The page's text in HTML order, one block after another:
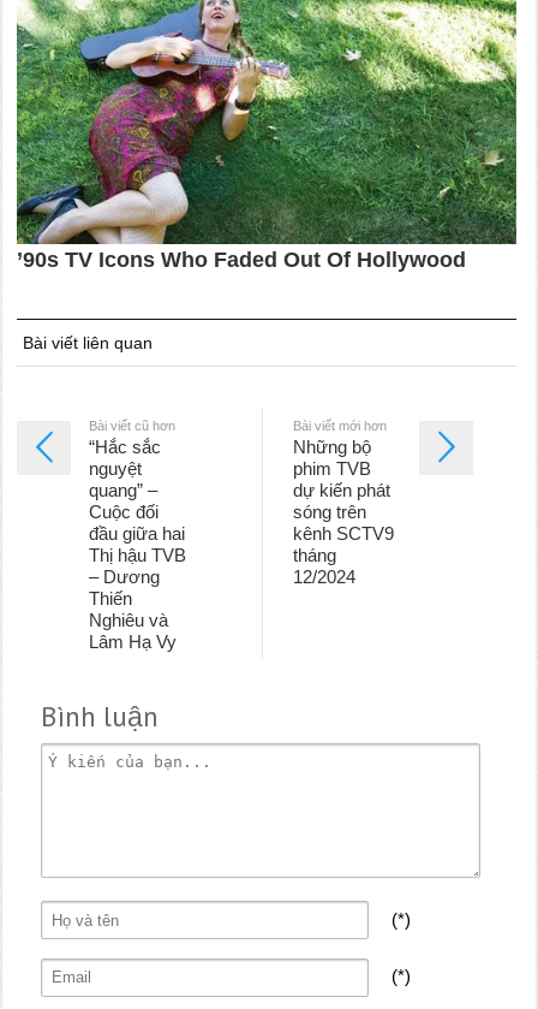
Bài viết liên quan
Bài viết cũ hơn
“Hắc sắc
nguyệt
quang” –
Cuộc đối
đầu giữa hai
Thị hậu TVB
– Dương
Thiến
Nghiêu và
Lâm Hạ Vy
Bài viết mới hơn
Những bộ
phim TVB
dự kiến phát
sóng trên
kênh SCTV9
tháng
12/2024
Bình luận
(*)
(*)